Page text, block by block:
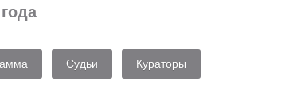
Судьи Кураторы